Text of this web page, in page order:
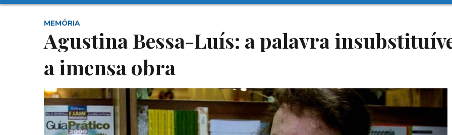
MEMÓRIA
Agustina Bessa-Luís: a palavra
a imensa obra